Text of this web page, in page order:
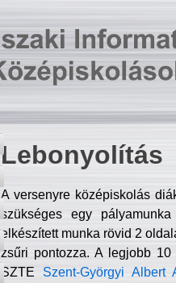
Lebonyolítás
A versenyre középiskolás
szükséges egy
elkészített munka rövid 2
zsűri pontozza. A legjobb
SZTE Szent-Györgyi Albert